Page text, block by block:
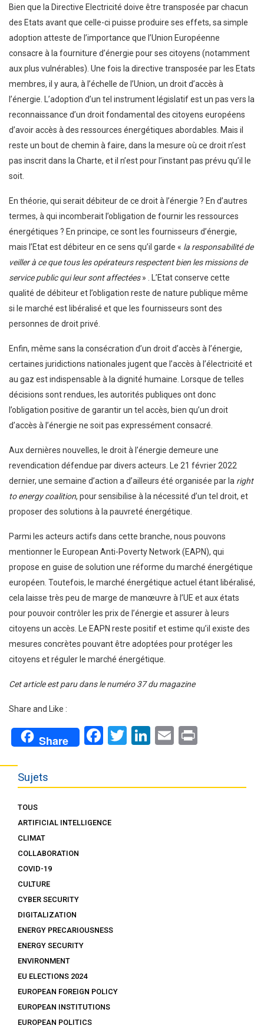
Bien que la Directive Electricité doive être transposée par chacun
des Etats avant que celle-ci puisse produire ses effets, sa simple
adoption atteste de l’importance que l’Union Européenne
consacre à la fourniture d’énergie pour ses citoyens (notamment
aux plus vulnérables). Une fois la directive transposée par les Etats
membres, il y aura, à l’échelle de l’Union, un droit d’accès à
l’énergie. L’adoption d’un tel instrument législatif est un pas vers la
reconnaissance d’un droit fondamental des citoyens européens
d’avoir accès à des ressources énergétiques abordables. Mais il
reste un bout de chemin à faire, dans la mesure où ce droit n’est
pas inscrit dans la Charte, et il n’est pour l’instant pas prévu qu’il le
soit.
En théorie, qui serait débiteur de ce droit à l’énergie ? En d’autres
termes, à qui incomberait l’obligation de fournir les ressources
énergétiques ? En principe, ce sont les fournisseurs d’énergie,
mais l’Etat est débiteur en ce sens qu’il garde « la responsabilité de
veiller à ce que tous les opérateurs respectent bien les missions de
service public qui leur sont affectées» . L’Etat conserve cette
qualité de débiteur et l’obligation reste de nature publique même
si le marché est libéralisé et que les fournisseurs sont des
personnes de droit privé.
Enfin, même sans la consécration d’un droit d’accès à l’énergie,
certaines juridictions nationales jugent que l’accès à l’électricité et
au gaz est indispensable à la dignité humaine. Lorsque de telles
décisions sont rendues, les autorités publiques ont donc
l’obligation positive de garantir un tel accès, bien qu’un droit
d’accès à l’énergie ne soit pas expressément consacré.
Aux dernières nouvelles, le droit à l’énergie demeure une
revendication défendue par divers acteurs. Le 21 février 2022
dernier, une semaine d’action a d’ailleurs été organisée par la right
to energy coalition, pour sensibilise à la nécessité d’un tel droit, et
proposer des solutions à la pauvreté énergétique.
Parmi les acteurs actifs dans cette branche, nous pouvons
mentionner le European Anti-Poverty Network (EAPN), qui
propose en guise de solution une réforme du marché énergétique
européen. Toutefois, le marché énergétique actuel étant libéralisé,
cela laisse très peu de marge de manœuvre à l’UE et aux états
pour pouvoir contrôler les prix de l’énergie et assurer à leurs
citoyens un accès. Le EAPN reste positif et estime qu’il existe des
mesures concrètes pouvant être adoptées pour protéger les
citoyens et réguler le marché énergétique.
Cet article est paru dans le numéro 37 du magazine
Share and Like :
Share Facebook
Twitter
LinkedIn
Email
Sujets
TOUS
ARTIFICIAL INTELLIGENCE
CLIMAT
COLLABORATION
COVID-19
CULTURE
CYBER SECURITY
DIGITALIZATION
ENERGY PRECARIOUSNESS
ENERGY SECURITY
ENVIRONMENT
EU ELECTIONS 2024
EUROPEAN FOREIGN POLICY
EUROPEAN INSTITUTIONS
EUROPEAN POLITICS